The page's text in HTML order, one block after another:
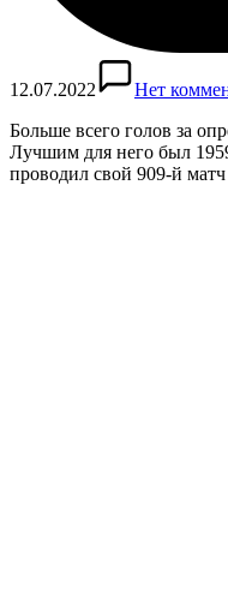
12.07.2022
Нет
Больше всего голов за
Лучшим для него был
проводил свой 909-й